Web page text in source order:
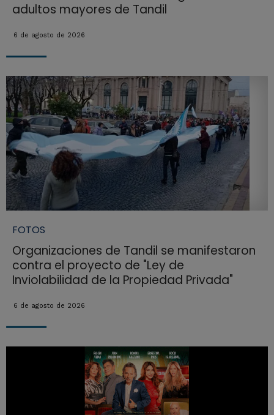
adultos mayores de Tandil
6 de agosto de 2026
FOTOS
Organizaciones de Tandil se manifestaron
contra el proyecto de "Ley de
Inviolabilidad de la Propiedad Privada"
6 de agosto de 2026